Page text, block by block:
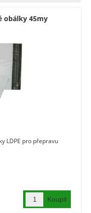
obálky 45my
LDPE pro přepravu